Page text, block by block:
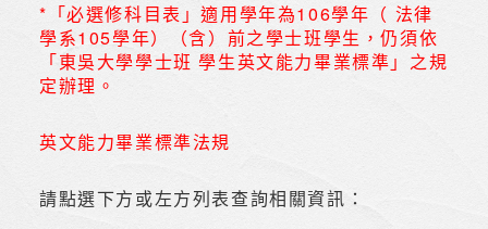
*「必選修科目表」適用學年為106學年（ 法律
學系105學年）（含）前之學士班學生，仍須依
「東吳大學學士班 學生英文能力畢業標準」之規
定辦理。
英文能力畢業標準法規
請點選下方或左方列表查詢相關資訊：